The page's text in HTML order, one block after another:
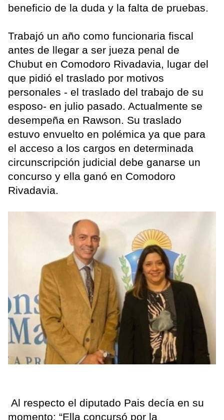
beneficio de la duda y la falta de pruebas.
Trabajó un año como funcionaria fiscal
antes de llegar a ser jueza penal de
Chubut en Comodoro Rivadavia, lugar del
que pidió el traslado por motivos
personales - el traslado del trabajo de su
esposo- en julio pasado. Actualmente se
desempeña en Rawson. Su traslado
estuvo envuelto en polémica ya que para
el acceso a los cargos en determinada
circunscripción judicial debe ganarse un
concurso y ella ganó en Comodoro
Rivadavia.
Al respecto el diputado Pais decía en su
momento: “Ella concursó por la